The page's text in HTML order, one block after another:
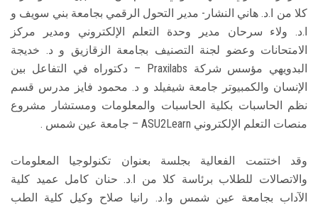
كلا من ا.د. هاني النشار- مدير التحول الرقمي بجامعة بني سويف و
ا.د. ولاء سرحان مدير وحدة التعلم الإلكتروني ومدير مركز
الامتحانات وعضو لجنة التصنيف بجامعة الزقازيق و د. خديجة
البدويهي مؤسس شركة Praxilabs – دكتوراه في التفاعل بين
الإنسان والكمبيوتر جامعة شيفيلد و د. محمود فايز مدرس قسم
نظم الحاسبات بكلية الحاسبات والمعلومات ومستشار مشروع
منصات التعلم الإلكتروني ASU2Learn – جامعة عين شمس .
وقد اختتمت الفعالية بجلسة بعنوان تكنولوجيا المعلومات
والاتصالات للطلاب برئاسة كلا من ا.د. حنان كامل عميد كلية
الآداب بجامعة عين شمس وا.د. رانيا صلاح وكيل كلية الطب